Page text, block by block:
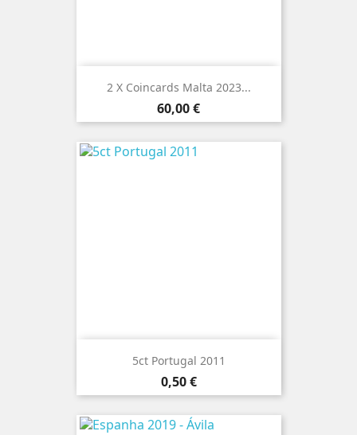
2 X Coincards Malta 2023...
Preço
60,00 €
5ct Portugal 2011
Preço
0,50 €